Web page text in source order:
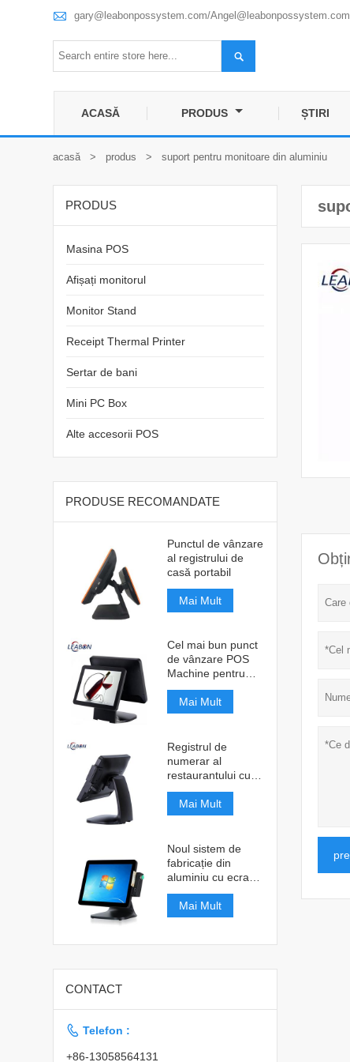
 gary@leabonpossystem.com/Angel@leabonpossystem.com

ACASĂ PRODUS ȘTIRI
acasă > produs > suport pentru monitoare din aluminiu
PRODUS
Masina POS
Afișați monitorul
Monitor Stand
Receipt Thermal Printer
Sertar de bani
Mini PC Box
Alte accesorii POS
PRODUSE RECOMANDATE
Punctul de vânzare
al registrului de
casă portabil
Mai Mult
Cel mai bun punct
de vânzare POS
Machine pentru
restaurant
Mai Mult
Registrul de
numerar al
restaurantului cu
ecran tactil
Mai Mult
Noul sistem de
fabricație din
aluminiu cu ecran
tactil
Mai Mult
CONTACT
 Telefon :
+86-13058564131